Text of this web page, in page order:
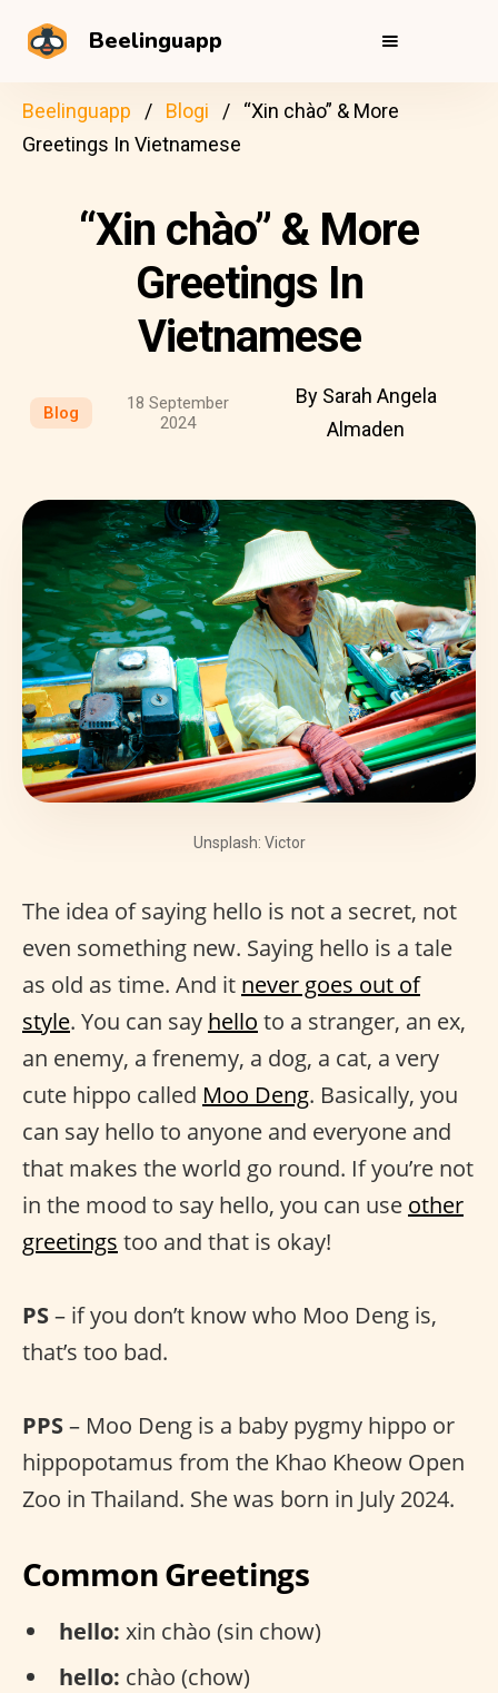
Beelinguapp
Beelinguapp Blogi
“Xin chào” & More
Greetings In Vietnamese
“Xin chào” & More
Greetings In
Vietnamese
Blog
18 September
2024
By Sarah Angela
Almaden
Unsplash: Victor
The idea of saying hello is not a secret, not
even something new. Saying hello is a tale
as old as time. And it never goes out of
style. You can say hello to a stranger, an ex,
an enemy, a frenemy, a dog, a cat, a very
cute hippo called Moo Deng. Basically, you
can say hello to anyone and everyone and
that makes the world go round. If you’re not
in the mood to say hello, you can use other
greetings too and that is okay!
PS– if you don’t know who Moo Deng is,
that’s too bad.
PPS– Moo Deng is a baby pygmy hippo or
hippopotamus from the Khao Kheow Open
Zoo in Thailand. She was born in July 2024.
Common Greetings
hello: xin chào (sin chow)
hello: chào (chow)